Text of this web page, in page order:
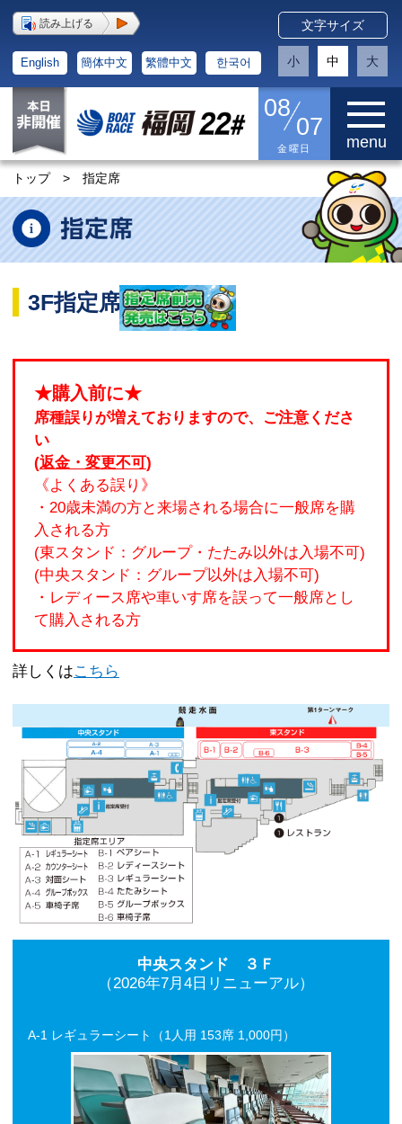
読み上げる
English 簡体中文 繁體中文 한국어
文字サイズ
小 中 大
08
07
金曜日 menu
トップ > 指定席
3F指定席
★購入前に★
席種誤りが増えておりますので、ご注意くださ
い
(返金・変更不可)
《よくある誤り》
・20歳未満の方と来場される場合に一般席を購
入される方
(東スタンド：グループ・たたみ以外は入場不可)
(中央スタンド：グループ以外は入場不可)
・レディース席や車いす席を誤って一般席とし
て購入される方
詳しくはこちら
中央スタンド ３Ｆ
（2026年7月4日リニューアル）
A-1 レギュラーシート（1人用 153席 1,000円）